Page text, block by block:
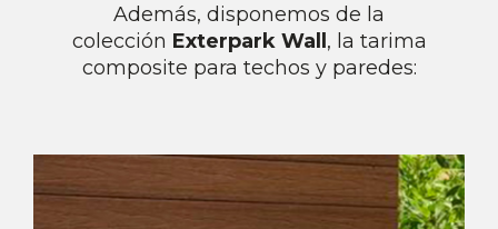
Además, disponemos de la
colección Exterpark Wall, la tarima
composite para techos y paredes: